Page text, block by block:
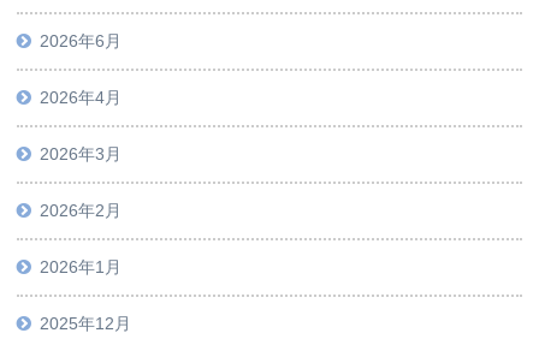
2026年6月
2026年4月
2026年3月
2026年2月
2026年1月
2025年12月